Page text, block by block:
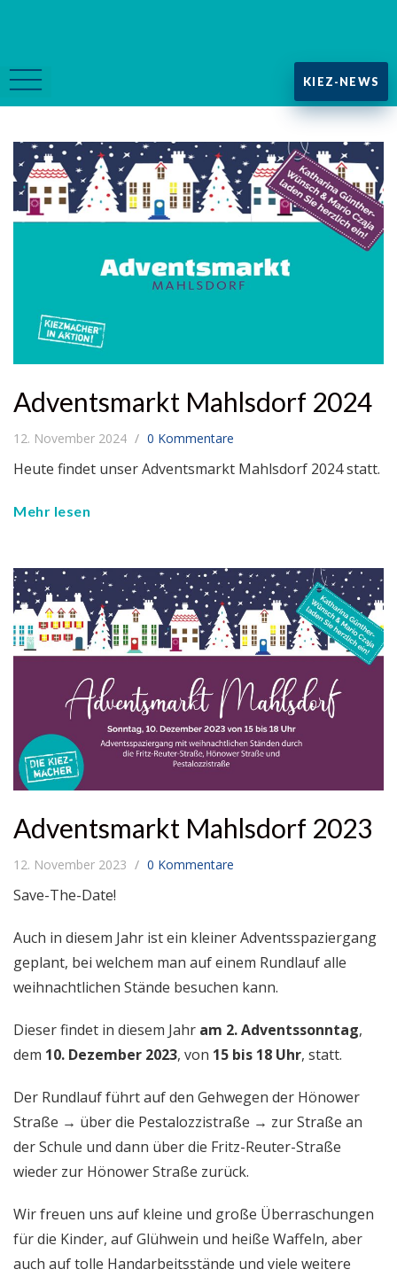
KIEZ-NEWS
Adventsmarkt Mahlsdorf 2024
12. November 2024 0 Kommentare
Heute findet unser Adventsmarkt Mahlsdorf 2024 statt.
Mehr lesen
Adventsmarkt Mahlsdorf 2023
12. November 2023 0 Kommentare
Save-The-Date!
Auch in diesem Jahr ist ein kleiner Adventsspaziergang
geplant, bei welchem man auf einem Rundlauf alle
weihnachtlichen Stände besuchen kann.
Dieser findet in diesem Jahr am 2. Adventssonntag,
dem 10. Dezember 2023, von 15 bis 18 Uhr, statt.
Der Rundlauf führt auf den Gehwegen der Hönower
Straße → über die Pestalozzistraße → zur Straße an
der Schule und dann über die Fritz-Reuter-Straße
wieder zur Hönower Straße zurück.
Wir freuen uns auf kleine und große Überraschungen
für die Kinder, auf Glühwein und heiße Waffeln, aber
auch auf tolle Handarbeitsstände und viele weitere